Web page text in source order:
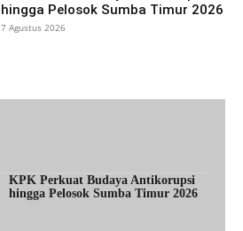
hingga Pelosok Sumba Timur 2026
7 Agustus 2026
KPK Perkuat Budaya Antikorupsi
hingga Pelosok Sumba Timur 2026